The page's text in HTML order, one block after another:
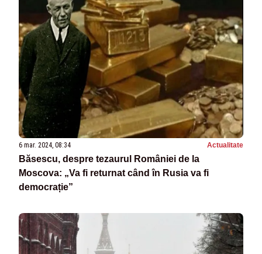
6 mar. 2024, 08:34 Actualitate
Băsescu, despre tezaurul României de la
Moscova: „Va fi returnat când în Rusia va fi
democrație”